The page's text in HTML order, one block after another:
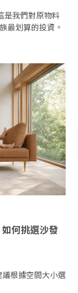
是我們對原物料
最划算的投資。
何挑選沙發
議根據空間大小選